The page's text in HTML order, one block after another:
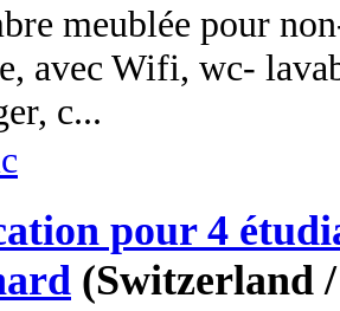
meublée pour
avec Wifi, wc-
c...
pour 4
(Switzerland